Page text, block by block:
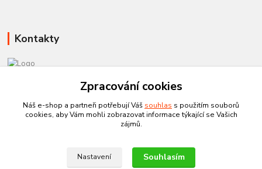
Kontakty
info@czechtherm.cz
Zpracování cookies
Náš e-shop a partneři potřebují Váš souhlas s použitím souborů
cookies, aby Vám mohli zobrazovat informace týkající se Vašich
zájmů.
Nastavení Souhlasím